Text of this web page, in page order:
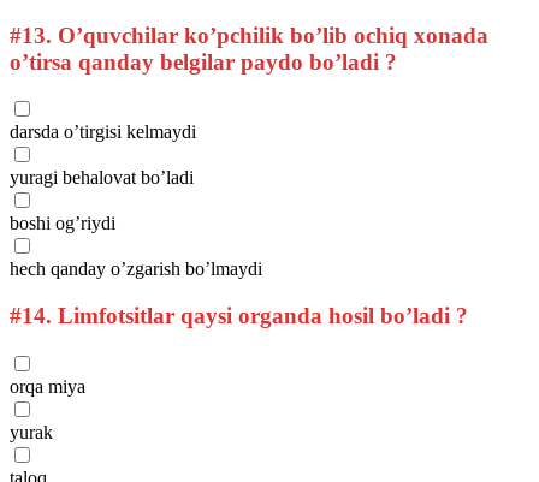
#13. O’quvchilar ko’pchilik bo’lib ochiq xonada
o’tirsa qanday belgilar paydo bo’ladi ?
darsda o’tirgisi kelmaydi
yuragi behalovat bo’ladi
boshi og’riydi
hech qanday o’zgarish bo’lmaydi
#14. Limfotsitlar qaysi organda hosil bo’ladi ?
orqa miya
yurak
taloq